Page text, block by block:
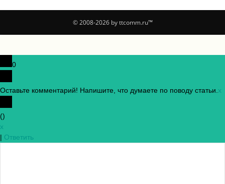
© 2008-2026 by ttcomm.ru™
0
Оставьте комментарий! Напишите, что думаете по поводу статьи. x
()
x
| Ответить